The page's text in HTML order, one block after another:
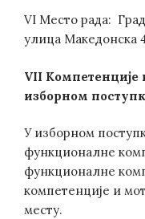
VI Место рада:
улица Македонска
VII Компетенције
изборном
У изборном
функционалне
функционалне
компетенције и
месту.